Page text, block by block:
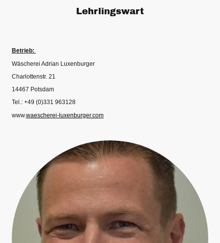
Lehrlingswart
Betrieb:
Wäscherei Adrian Luxenburger
Charlottenstr. 21
14467 Potsdam
Tel.: +49 (0)331 963128
www.waescherei-luxenburger.com